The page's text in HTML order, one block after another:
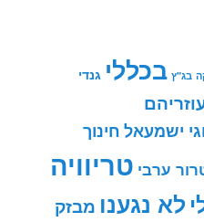
בג"ץ בכללי גנדי
ישמעאל חינוך
ערבי טריוויה
לא נגענו מבזק